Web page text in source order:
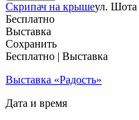
Скрипач на крышеул. Шота
Бесплатно
Выставка
Сохранить
Бесплатно | Выставка
Выставка «Радость»
Дата и время